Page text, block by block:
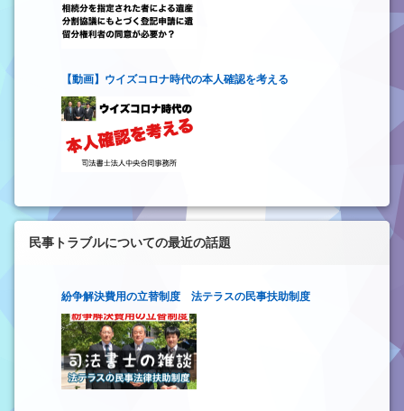
【動画】ウイズコロナ時代の本人確認を考える
民事トラブルについての最近の話題
紛争解決費用の立替制度 法テラスの民事扶助制度